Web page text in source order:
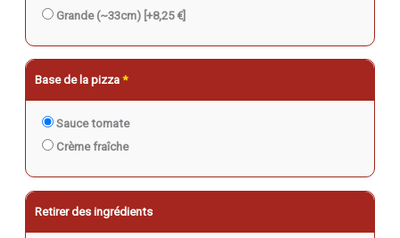
Grande (~33cm) [+8,25 €]
Base de la pizza *
Sauce tomate
Crème fraîche
Retirer des ingrédients